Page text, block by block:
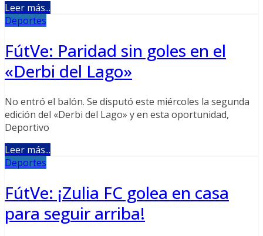
Leer más...
Deportes
FútVe: Paridad sin goles en el
«Derbi del Lago»
No entró el balón. Se disputó este miércoles la segunda
edición del «Derbi del Lago» y en esta oportunidad,
Deportivo
Leer más...
Deportes
FútVe: ¡Zulia FC golea en casa
para seguir arriba!